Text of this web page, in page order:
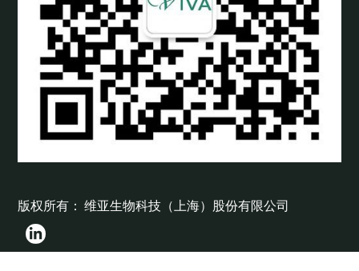
版权所有： 维亚生物科技（上海）股份有限公司